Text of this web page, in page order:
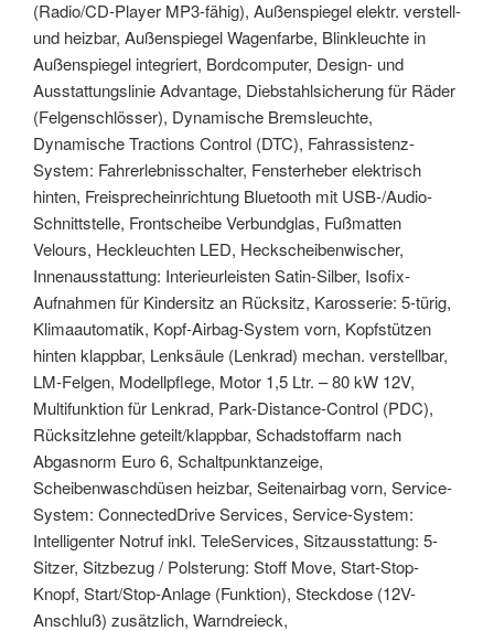
(Radio/CD-Player MP3-fähig), Außenspiegel elektr. verstell-
und heizbar, Außenspiegel Wagenfarbe, Blinkleuchte in
Außenspiegel integriert, Bordcomputer, Design- und
Ausstattungslinie Advantage, Diebstahlsicherung für Räder
(Felgenschlösser), Dynamische Bremsleuchte,
Dynamische Tractions Control (DTC), Fahrassistenz-
System: Fahrerlebnisschalter, Fensterheber elektrisch
hinten, Freisprecheinrichtung Bluetooth mit USB-/Audio-
Schnittstelle, Frontscheibe Verbundglas, Fußmatten
Velours, Heckleuchten LED, Heckscheibenwischer,
Innenausstattung: Interieurleisten Satin-Silber, Isofix-
Aufnahmen für Kindersitz an Rücksitz, Karosserie: 5-türig,
Klimaautomatik, Kopf-Airbag-System vorn, Kopfstützen
hinten klappbar, Lenksäule (Lenkrad) mechan. verstellbar,
LM-Felgen, Modellpflege, Motor 1,5 Ltr. – 80 kW 12V,
Multifunktion für Lenkrad, Park-Distance-Control (PDC),
Rücksitzlehne geteilt/klappbar, Schadstoffarm nach
Abgasnorm Euro 6, Schaltpunktanzeige,
Scheibenwaschdüsen heizbar, Seitenairbag vorn, Service-
System: ConnectedDrive Services, Service-System:
Intelligenter Notruf inkl. TeleServices, Sitzausstattung: 5-
Sitzer, Sitzbezug / Polsterung: Stoff Move, Start-Stop-
Knopf, Start/Stop-Anlage (Funktion), Steckdose (12V-
Anschluß) zusätzlich, Warndreieck,